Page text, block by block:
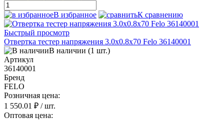
В избранное К сравнению
Быстрый просмотр
Отвертка тестер напряжения 3.0х0.8х70 Felo 36140001
В наличии (1 шт.)
Артикул
36140001
Бренд
FELO
Розничная цена:
1 550.01 ₽ / шт.
Оптовая цена: